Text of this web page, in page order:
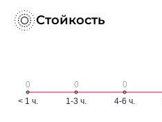
Стойкость